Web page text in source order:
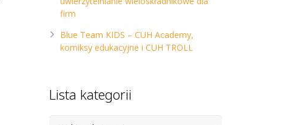
firm
Blue Team KIDS – CUH Academy,
komiksy edukacyjne i CUH TROLL
Lista kategorii